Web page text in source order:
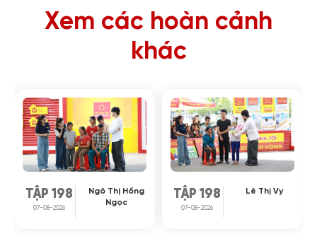
Xem các hoàn cảnh
khác
TẬP 198
07-08-2026
Ngô Thị Hồng
Ngọc
TẬP 198
07-08-2026
Lê Thị Vy